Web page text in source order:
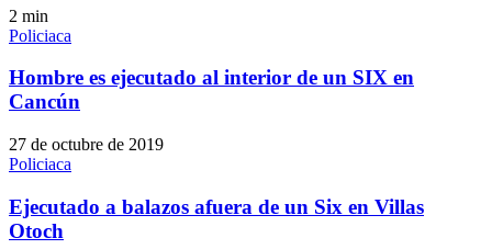
2 min
Policiaca
Hombre es ejecutado al interior de un SIX en
Cancún
27 de octubre de 2019
Policiaca
Ejecutado a balazos afuera de un Six en Villas
Otoch